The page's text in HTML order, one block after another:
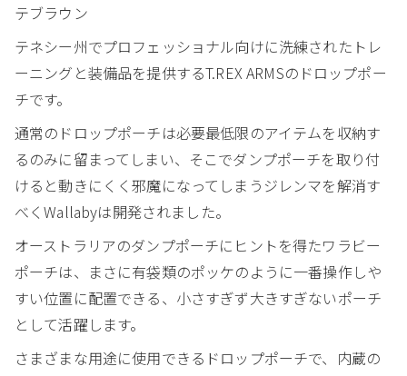
テブラウン
テネシー州でプロフェッショナル向けに洗練されたトレ
ーニングと装備品を提供するT.REX ARMSのドロップポー
チです。
通常のドロップポーチは必要最低限のアイテムを収納す
るのみに留まってしまい、そこでダンプポーチを取り付
けると動きにくく邪魔になってしまうジレンマを解消す
べくWallabyは開発されました。
オーストラリアのダンプポーチにヒントを得たワラビー
ポーチは、まさに有袋類のポッケのように一番操作しや
すい位置に配置できる、小さすぎず大きすぎないポーチ
として活躍します。
さまざまな用途に使用できるドロップポーチで、内蔵の